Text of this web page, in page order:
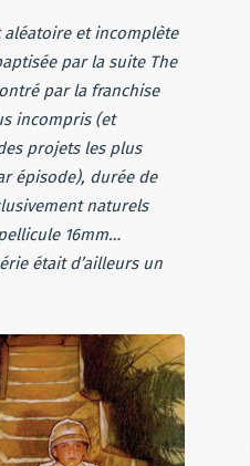
aléatoire et incomplète
par la suite The
par la franchise
incompris (et
projets les plus
épisode), durée de
naturels
16mm…
était d’ailleurs un